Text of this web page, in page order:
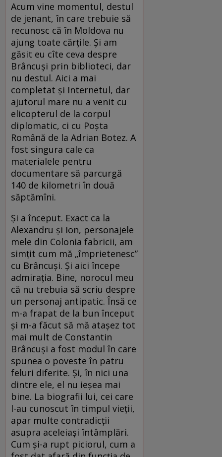
Acum vine momentul, destul
de jenant, în care trebuie să
recunosc că în Moldova nu
ajung toate cărțile. Și am
găsit eu cîte ceva despre
Brâncuși prin biblioteci, dar
nu destul. Aici a mai
completat și Internetul, dar
ajutorul mare nu a venit cu
elicopterul de la corpul
diplomatic, ci cu Poșta
Română de la Adrian Botez. A
fost singura cale ca
materialele pentru
documentare să parcurgă
140 de kilometri în două
săptămîni.
Și a început. Exact ca la
Alexandru și Ion, personajele
mele din Colonia fabricii, am
simțit cum mă „împrietenesc”
cu Brâncuși. Și aici începe
admirația. Bine, norocul meu
că nu trebuia să scriu despre
un personaj antipatic. Însă ce
m-a frapat de la bun început
și m-a făcut să mă atașez tot
mai mult de Constantin
Brâncuși a fost modul în care
spunea o poveste în patru
feluri diferite. Și, în nici una
dintre ele, el nu ieșea mai
bine. La biografii lui, cei care
l-au cunoscut în timpul vieții,
apar multe contradicții
asupra aceleiași întâmplări.
Cum și-a rupt piciorul, cum a